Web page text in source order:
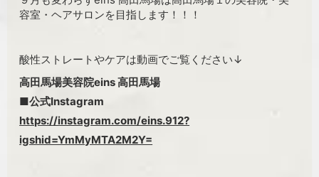
容室・ヘアサロンを目指します！！！
酸性ストレートやケアは動画でご覧ください↓
高田馬場美容院eins 高田馬場
■公式Instagram
https://instagram.com/eins.912?
igshid=YmMyMTA2M2Y=